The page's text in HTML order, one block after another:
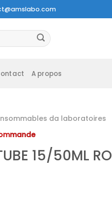
A propos
da laboratoires
15/50ML RO